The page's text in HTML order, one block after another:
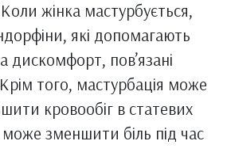
жінка мастурбується,
які допомагають
дискомфорт, пов’язані
того, мастурбація може
кровообіг в статевих
зменшити біль під час